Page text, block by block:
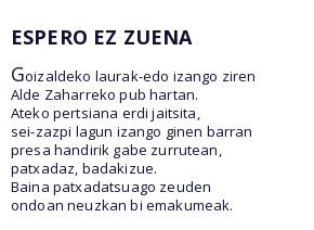
ESPERO EZ ZUENA
Goizaldeko laurak-edo izango ziren
Alde Zaharreko pub hartan.
Ateko pertsiana erdi jaitsita,
sei-zazpi lagun izango ginen barran
presa handirik gabe zurrutean,
patxadaz, badakizue.
Baina patxadatsuago zeuden
ondoan neuzkan bi emakumeak.